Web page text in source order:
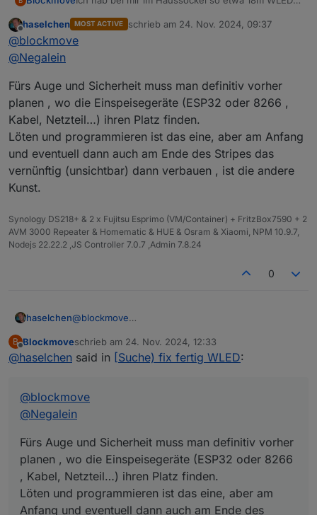
Mit WLED auf nen ESP flashen und 3 Drähte
hinlöten ist es nicht getan.
Die Stripes sitzen in einem Aluprofil, das in den
jeden Stripes mit 5m wird eingespeist.
Wenn du 20m am Stück hast, dann gibt es bei den
Übergängen eine Fummelei.
Bei mir sitzen Netzteile und Controller im
Innenbereich (Keller). Die Gehäuse habe ich mit
dem 3D-Drucker gedruckt.
Herausforderung. Gerade in Hinblick auf
Zugänglichkeit.
Fazit:
Sieht klasse aus und ist etwas
Offline
haselchen MOST ACTIVE schrieb am 24. Nov. 2024, 09:37
zuletzt editiert von
@blockmove
@Negalein
Fürs Auge und Sicherheit muss man definitiv vorher
planen , wo die Einspeisegeräte (ESP32 oder 8266 ,
Kabel, Netzteil…) ihren Platz finden.
Löten und programmieren ist das eine, aber am Anfang
und eventuell dann auch am Ende des Stripes das
vernünftig (unsichtbar) dann verbauen , ist die andere
Kunst.
Synology DS218+ & 2 x Fujitsu Esprimo (VM/Container) + FritzBox7590 + 2
AVM 3000 Repeater & Homematic & HUE & Osram & Xiaomi, NPM 10.9.7,
Nodejs 22.22.2 ,JS Controller 7.0.7 ,Admin 7.8.24
0
haselchen@blockmove
Fürs Auge und Sicherheit muss man definitiv vorher
planen , wo die Einspeisegeräte (ESP32 oder 8266
Anfang und eventuell dann auch am Ende des
Stripes das vernünftig (unsichtbar) dann verbauen ,
B
Offline
Blockmoveschrieb am 24. Nov. 2024, 12:33
zuletzt editiert von
@haselchen said in [Suche) fix fertig WLED:
@blockmove
@Negalein
Fürs Auge und Sicherheit muss man definitiv vorher
planen , wo die Einspeisegeräte (ESP32 oder 8266
, Kabel, Netzteil…) ihren Platz finden.
Löten und programmieren ist das eine, aber am
Anfang und eventuell dann auch am Ende des